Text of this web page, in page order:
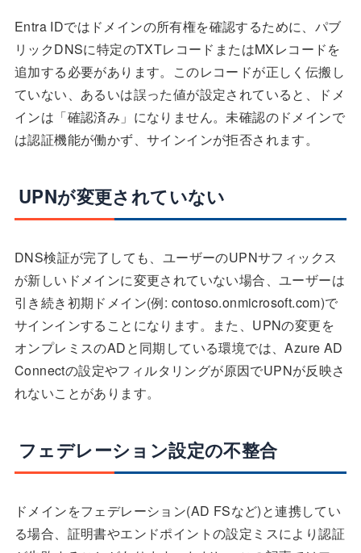
Entra IDではドメインの所有権を確認するために、パブ
リックDNSに特定のTXTレコードまたはMXレコードを
追加する必要があります。このレコードが正しく伝搬し
ていない、あるいは誤った値が設定されていると、ドメ
インは「確認済み」になりません。未確認のドメインで
は認証機能が働かず、サインインが拒否されます。
UPNが変更されていない
DNS検証が完了しても、ユーザーのUPNサフィックス
が新しいドメインに変更されていない場合、ユーザーは
引き続き初期ドメイン(例: contoso.onmicrosoft.com)で
サインインすることになります。また、UPNの変更を
オンプレミスのADと同期している環境では、Azure AD
Connectの設定やフィルタリングが原因でUPNが反映さ
れないことがあります。
フェデレーション設定の不整合
ドメインをフェデレーション(AD FSなど)と連携してい
る場合、証明書やエンドポイントの設定ミスにより認証